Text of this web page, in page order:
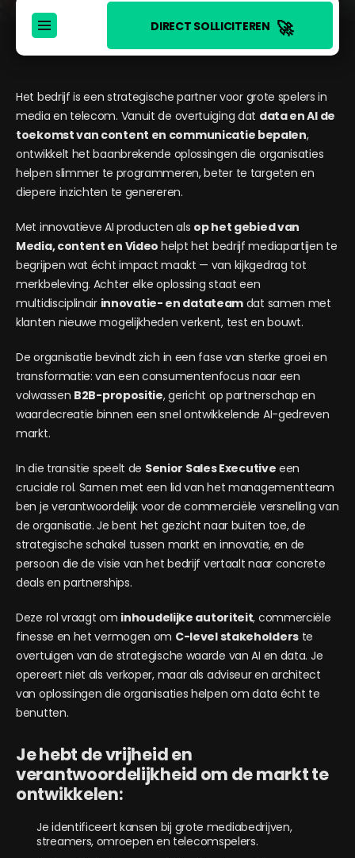
DIRECT SOLLICITEREN 🚀
Het bedrijf is een strategische partner voor grote spelers in
media en telecom. Vanuit de overtuiging dat data en AI de
toekomst van content en communicatie bepalen,
ontwikkelt het baanbrekende oplossingen die organisaties
helpen slimmer te programmeren, beter te targeten en
diepere inzichten te genereren.
Met innovatieve AI producten als op het gebied van
Media, content en Video helpt het bedrijf mediapartijen te
begrijpen wat écht impact maakt — van kijkgedrag tot
merkbeleving. Achter elke oplossing staat een
multidisciplinair innovatie- en datateam dat samen met
klanten nieuwe mogelijkheden verkent, test en bouwt.
De organisatie bevindt zich in een fase van sterke groei en
transformatie: van een consumentenfocus naar een
volwassen B2B-propositie, gericht op partnerschap en
waardecreatie binnen een snel ontwikkelende AI-gedreven
markt.
In die transitie speelt de Senior Sales Executive een
cruciale rol. Samen met een lid van het managementteam
ben je verantwoordelijk voor de commerciële versnelling van
de organisatie. Je bent het gezicht naar buiten toe, de
strategische schakel tussen markt en innovatie, en de
persoon die de visie van het bedrijf vertaalt naar concrete
deals en partnerships.
Deze rol vraagt om inhoudelijke autoriteit, commerciële
finesse en het vermogen om C-level stakeholderste
overtuigen van de strategische waarde van AI en data. Je
opereert niet als verkoper, maar als adviseur en architect
van oplossingen die organisaties helpen om data écht te
benutten.
Je hebt de vrijheid en
verantwoordelijkheid om de markt te
ontwikkelen:
Je identificeert kansen bij grote mediabedrijven,
streamers, omroepen en telecomspelers.